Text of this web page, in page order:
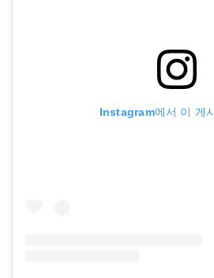
Instagram에서 이 게